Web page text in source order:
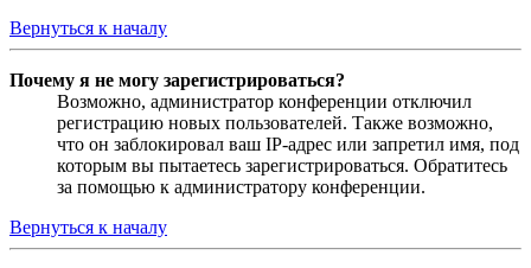
Вернуться к началу
Почему я не могу зарегистрироваться?
Возможно, администратор конференции отключил
регистрацию новых пользователей. Также возможно,
что он заблокировал ваш IP-адрес или запретил имя, под
которым вы пытаетесь зарегистрироваться. Обратитесь
за помощью к администратору конференции.
Вернуться к началу